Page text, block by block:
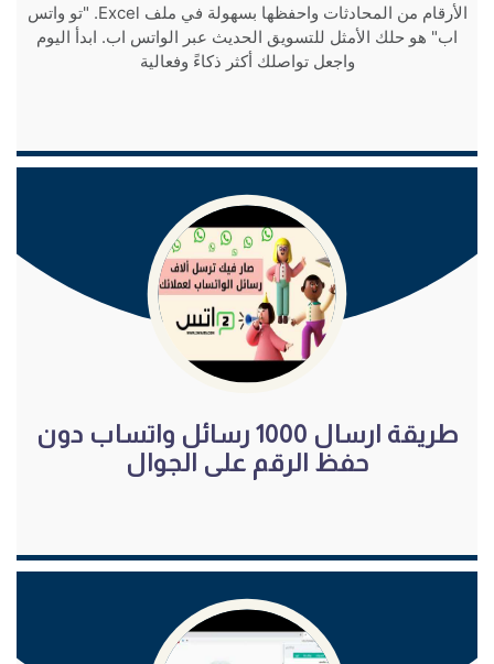
الأرقام من المحادثات واحفظها بسهولة في ملف Excel. "تو واتس
اب" هو حلك الأمثل للتسويق الحديث عبر الواتس اب. ابدأ اليوم
واجعل تواصلك أكثر ذكاءً وفعالية
شاهد الفيديو
طريقة ارسال 1000 رسائل واتساب دون
حفظ الرقم على الجوال
شاهد الفيديو